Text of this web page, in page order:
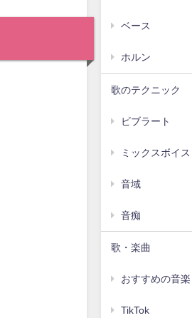
ベース
ホルン
歌のテクニック
ビブラート
ミックスボイス
音域
音痴
歌・楽曲
おすすめの音楽
TikTok